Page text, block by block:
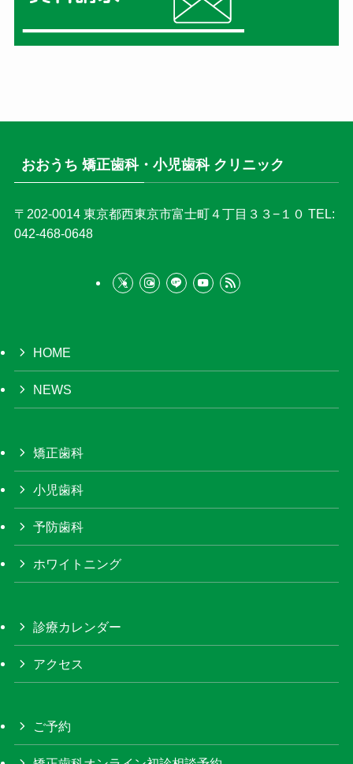
おおうち 矯正歯科・小児歯科 クリニック
〒202-0014 東京都西東京市富士町４丁目３３−１０ TEL:
042-468-0648
HOME
NEWS
矯正歯科
小児歯科
予防歯科
ホワイトニング
診療カレンダー
アクセス
ご予約